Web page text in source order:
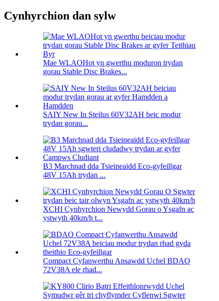
Cynhyrchion dan sylw
Mae WLAOHot yn gwerthu moduron trydan
gorau Stable Disc Brakes...
SAIY New In Steilus 60V32AH beic modur
trydan gorau...
B3 Marchnad dda Tsieineaidd Eco-gyfeillgar
48V 15Ah trydan ...
XCHI Cynhyrchion Newydd Gorau o Ysgafn ac
ystwyth 40km/h t...
Compact Cyfanwerthu Ansawdd Uchel BDAO
72V38A ele rhad...